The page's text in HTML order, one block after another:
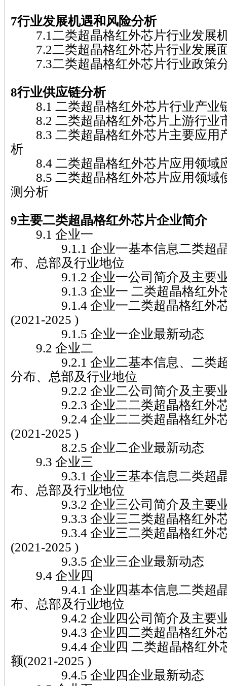
7行业发展机遇和风险分析
7.1二类超晶格红外芯片行业发展
7.2二类超晶格红外芯片行业发展
7.3二类超晶格红外芯片行业政策
8行业供应链分析
8.1 二类超晶格红外芯片行业产业
8.2 二类超晶格红外芯片上游行业
8.3 二类超晶格红外芯片主要应用
析
8.4 二类超晶格红外芯片应用领域
8.5 二类超晶格红外芯片应用领域
测分析
9主要二类超晶格红外芯片企业简介
9.1 企业一
9.1.1 企业一基本信息二类超晶
布、总部及行业地位
9.1.2 企业一公司简介及主要
9.1.3 企业一 二类超晶格红外
9.1.4 企业一二类超晶格红外芯
(2021-2025 )
9.1.5 企业一企业最新动态
9.2 企业二
9.2.1 企业二基本信息、二类超
分布、总部及行业地位
9.2.2 企业二公司简介及主要
9.2.3 企业二二类超晶格红外芯
9.2.4 企业二二类超晶格红外芯
(2021-2025 )
8.2.5 企业二企业最新动态
9.3 企业三
9.3.1 企业三基本信息二类超晶
布、总部及行业地位
9.3.2 企业三公司简介及主要
9.3.3 企业三二类超晶格红外芯
9.3.4 企业三二类超晶格红外芯
(2021-2025 )
9.3.5 企业三企业最新动态
9.4 企业四
9.4.1 企业四基本信息二类超晶
布、总部及行业地位
9.4.2 企业四公司简介及主要
9.4.3 企业四二类超晶格红外芯
9.4.4 企业四 二类超晶格红外芯
额(2021-2025 )
9.4.5 企业四企业最新动态